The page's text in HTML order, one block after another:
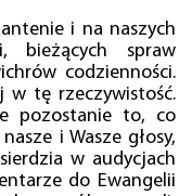
i na naszych
bieżących spraw
codzienności.
w tę rzeczywistość.
pozostanie to, co
i Wasze głosy,
w audycjach
do Ewangelii